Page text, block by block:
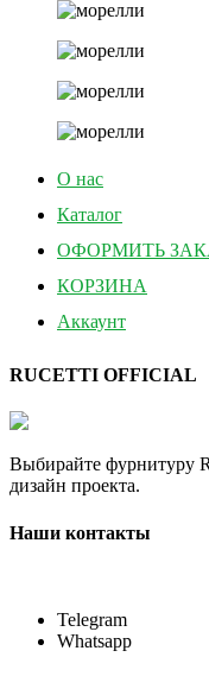
О нас
Каталог
ОФОРМИТЬ
КОРЗИНА
Аккаунт
RUCETTI OFFICIAL
Выбирайте фурнитуру
дизайн проекта.
Наши контакты
Telegram
Whatsapp